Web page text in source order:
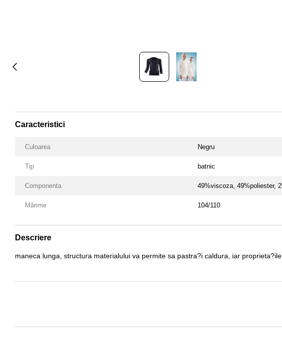
Caracteristici
Culoarea Negru
Tip batnic
Componenta 49%viscoza, 49%poliester,
Mărime 104/110
Descriere
maneca lunga, structura materialului va permite sa pastra?i caldura, iar